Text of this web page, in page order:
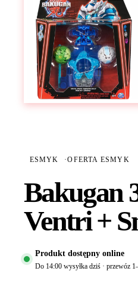
ESMYK ·OFERTA ESMYK
Bakugan
Ventri +
Produkt dostępny online
Do 14:00 wysyłka dziś · przewóz